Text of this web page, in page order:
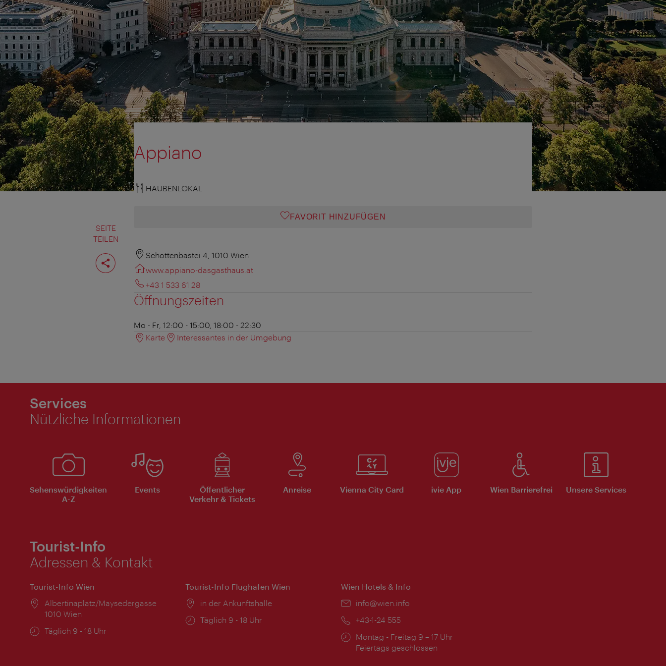
SEITE
TEILEN
Seite
teilen
Appiano
HAUBENLOKAL
FAVORIT HINZUFÜGEN
Schottenbastei 4, 1010 Wien
www.appiano-dasgasthaus.at
+43 1 533 61 28
Öffnungszeiten
Mo - Fr, 12:00 - 15:00, 18:00 - 22:30
Karte
Interessantes in der Umgebung
Services
Nützliche Informationen
Sehenswürdigkeiten
A-Z
Events
Öffentlicher
Verkehr & Tickets
Anreise Vienna City Card ivie App Wien Barrierefrei Unsere Services
Tourist-Info
Adressen & Kontakt
Tourist-Info Wien
Ort:
Albertinaplatz/Maysedergasse
1010 Wien
Öffnungszeiten:
Täglich 9 - 18 Uhr
Tourist-Info Flughafen Wien
Ort:
in der Ankunftshalle
Öffnungszeiten:
Täglich 9 - 18 Uhr
Wien Hotels & Info
Email:
info@wien.info
Telefon:
+43-1-24 555
Öffnungszeiten:
Montag - Freitag 9 – 17 Uhr
Feiertags geschlossen